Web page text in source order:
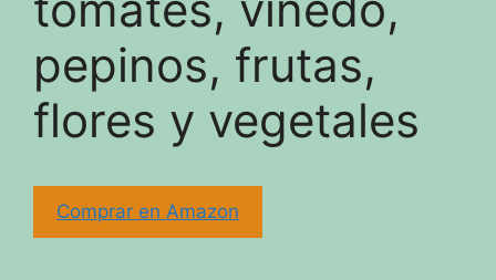
pepinos, frutas,
flores y vegetales
Comprar en Amazon